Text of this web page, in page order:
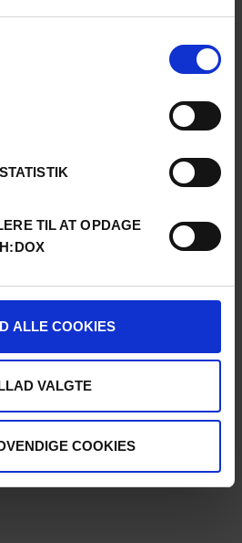
TIL AT OPDAGE
ALLE COOKIES
VALGTE
COOKIES